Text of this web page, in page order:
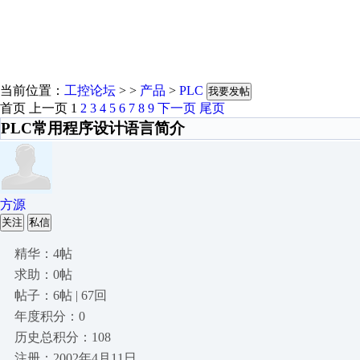
当前位置： 工控论坛 > > 产品 > PLC 我要发帖
首页 上一页 1 2 3 4 5 6 7 8 9 下一页 尾页
PLC常用程序设计语言简介
方源
关注 私信
精华：4帖
求助：0帖
帖子：6帖 | 67回
年度积分：0
历史总积分：108